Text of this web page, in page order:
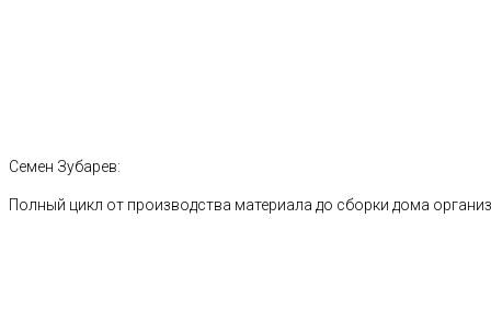
Семен Зубарев:
Полный цикл от производства материала до сборки дома